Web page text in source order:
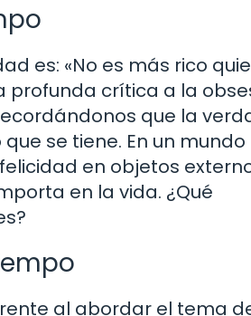
es: «No es más rico
profunda crítica a la
que la
se tiene. En un mundo
en objetos
en la vida. ¿Qué
al abordar el tema